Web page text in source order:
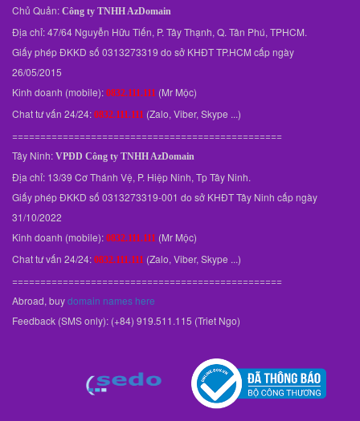
Chủ Quản: Công ty TNHH AzDomain
Địa chỉ: 47/64 Nguyễn Hữu Tiến, P. Tây Thạnh, Q. Tân Phú, TPHCM.
Giấy phép ĐKKD số 0313273319 do sở KHĐT TP.HCM cấp ngày
26/05/2015
Kinh doanh (mobile): 0832.111.111 (Mr Mộc)
Chat tư vấn 24/24: 0832.111.111 (Zalo, Viber, Skype ...)
================================================
Tây Ninh: VPĐD Công ty TNHH AzDomain
Địa chỉ: 13/39 Cơ Thánh Vệ, P. Hiệp Ninh, Tp Tây Ninh.
Giấy phép ĐKKD số 0313273319-001 do sở KHĐT Tây Ninh cấp ngày
31/10/2022
Kinh doanh (mobile): 0832.111.111 (Mr Mộc)
Chat tư vấn 24/24: 0832.111.111 (Zalo, Viber, Skype ...)
================================================
Abroad, buydomain names here
Feedback (SMS only): (+84) 919.511.115 (Triet Ngo)